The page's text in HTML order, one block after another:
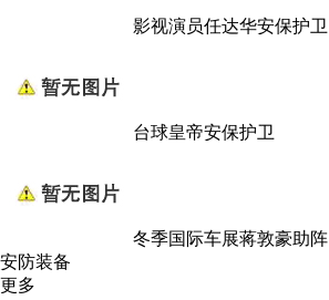
影视演员任达华安保护卫
台球皇帝安保护卫
冬季国际车展蒋敦豪助阵
安防装备
更多